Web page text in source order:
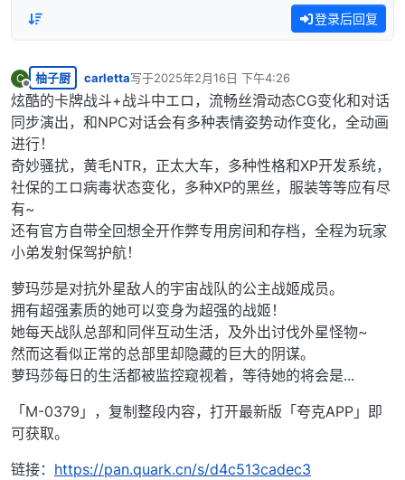
登录后回复
C
离线
柚子厨 carletta写于2025年2月16日 下午4:26
最后由 编辑
炫酷的卡牌战斗+战斗中エロ，流畅丝滑动态CG变化和对话
同步演出，和NPC对话会有多种表情姿势动作变化，全动画
进行！
奇妙骚扰，黄毛NTR，正太大车，多种性格和XP开发系统，
社保的エロ病毒状态变化，多种XP的黑丝，服装等等应有尽
有~
还有官方自带全回想全开作弊专用房间和存档，全程为玩家
小弟发射保驾护航！
萝玛莎是对抗外星敌人的宇宙战队的公主战姬成员。
拥有超强素质的她可以变身为超强的战姬！
她每天战队总部和同伴互动生活，及外出讨伐外星怪物~
然而这看似正常的总部里却隐藏的巨大的阴谋。
萝玛莎每日的生活都被监控窥视着，等待她的将会是...
「M-0379」，复制整段内容，打开最新版「夸克APP」即
可获取。
链接： https://pan.quark.cn/s/d4c513cadec3